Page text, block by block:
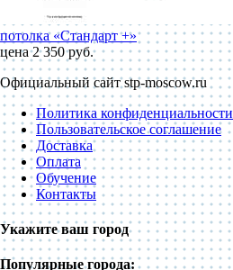
потолка «Стандарт +»
цена 2 350 руб.
Официальный сайт stp-moscow.ru
Политика конфиденциальности
Пользовательское соглашение
Доставка
Оплата
Обучение
Контакты
Укажите ваш город
Популярные города: